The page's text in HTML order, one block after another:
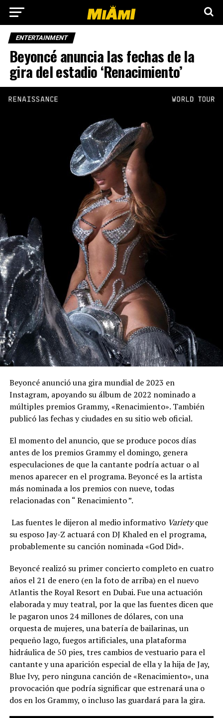
ENTERTAINMENT
Beyoncé anuncia las fechas de la
gira del estadio ‘Renacimiento’
Beyoncé anunció una gira mundial de 2023 en
Instagram, apoyando su álbum de 2022 nominado a
múltiples premios Grammy, «Renacimiento». También
publicó las fechas y ciudades en su sitio web oficial.
El momento del anuncio, que se produce pocos días
antes de los premios Grammy el domingo, genera
especulaciones de que la cantante podría actuar o al
menos aparecer en el programa. Beyoncé es la artista
más nominada a los premios con nueve, todas
relacionadas con “ Renacimiento ”.
Las fuentes le dijeron al medio informativo Varietyque
su esposo Jay-Z actuará con DJ Khaled en el programa,
probablemente su canción nominada «God Did».
Beyoncé realizó su primer concierto completo en cuatro
años el 21 de enero (en la foto de arriba) en el nuevo
Atlantis the Royal Resort en Dubai. Fue una actuación
elaborada y muy teatral, por la que las fuentes dicen que
le pagaron unos 24 millones de dólares, con una
orquesta de mujeres, una batería de bailarinas, un
pequeño lago, fuegos artificiales, una plataforma
hidráulica de 50 pies, tres cambios de vestuario para el
cantante y una aparición especial de ella y la hija de Jay,
Blue Ivy, pero ninguna canción de «Renacimiento», una
provocación que podría significar que estrenará una o
dos en los Grammy, o incluso las guardará para la gira.